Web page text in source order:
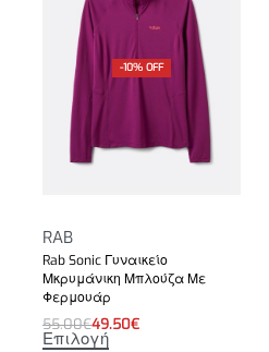
-10% OFF
RAB
Rab Sonic Γυναικείο
Μκρυμάνικη Μπλούζα Με
Φερμουάρ
55.00€49.50€
Επιλογή